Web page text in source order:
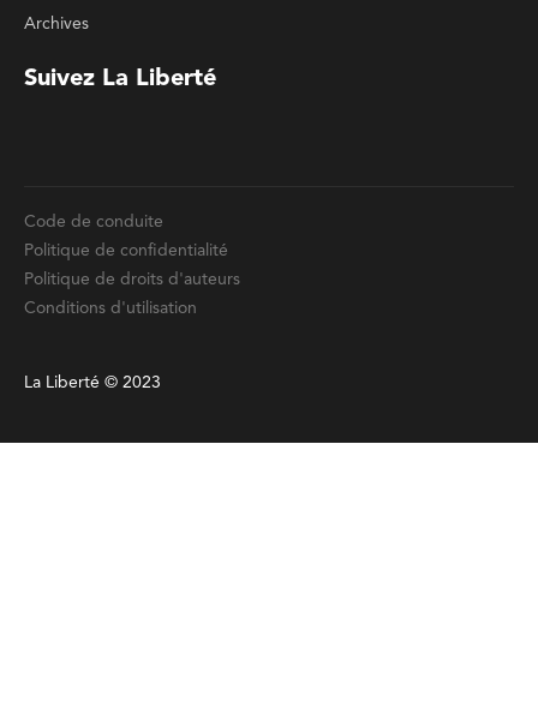
La Liberté © 2023